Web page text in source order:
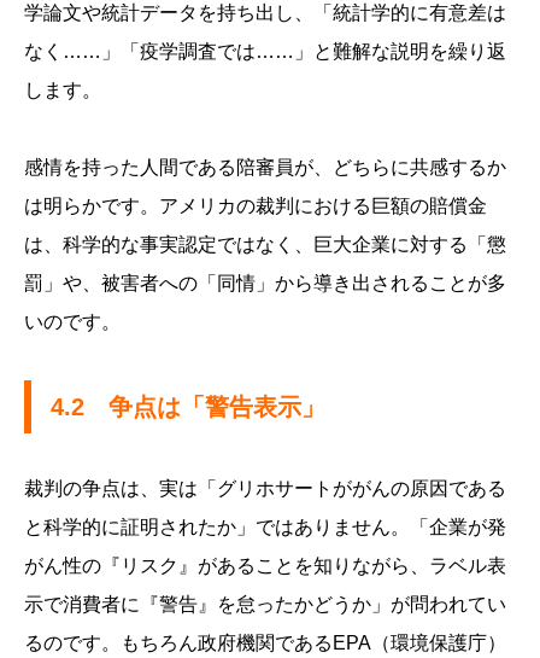
学論文や統計データを持ち出し、「統計学的に有意差は
なく……」「疫学調査では……」と難解な説明を繰り返
します。
感情を持った人間である陪審員が、どちらに共感するか
は明らかです。アメリカの裁判における巨額の賠償金
は、科学的な事実認定ではなく、巨大企業に対する「懲
罰」や、被害者への「同情」から導き出されることが多
いのです。
4.2 争点は「警告表示」
裁判の争点は、実は「グリホサートががんの原因である
と科学的に証明されたか」ではありません。「企業が発
がん性の『リスク』があることを知りながら、ラベル表
示で消費者に『警告』を怠ったかどうか」が問われてい
るのです。もちろん政府機関であるEPA（環境保護庁）